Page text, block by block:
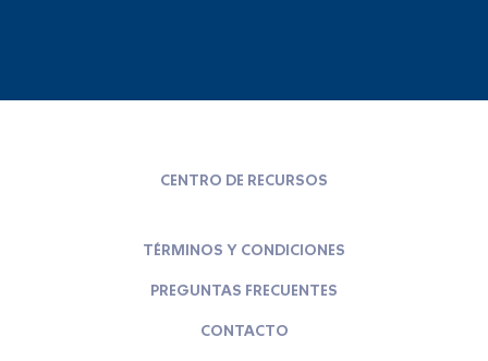
CENTRO DE RECURSOS
TÉRMINOS Y CONDICIONES
PREGUNTAS FRECUENTES
CONTACTO